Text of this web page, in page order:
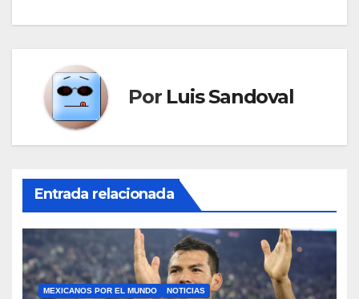
entradas
Por Luis Sandoval
Entrada relacionada
MEXICANOS POR EL MUNDO NOTICIAS